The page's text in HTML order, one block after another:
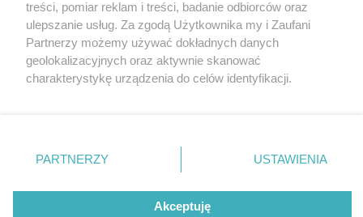
zaginiona 9 kwietnia 2026
roku
Nie zapomnij
zapoznać się z:
polityką prywatności
Twojemiasto
Piekary Śląskie
Chorzów
Tarnowskie Góry
Gliwice
Skontakuj sięz nami
Kontakt
Redakcja
Newsletter
treści, pomiar reklam i treści, badanie odbiorców oraz
ulepszanie usług. Za zgodą Użytkownika my i Zaufani
Partnerzy możemy używać dokładnych danych
geolokalizacyjnych oraz aktywnie skanować
charakterystykę urządzenia do celów identyfikacji.
zmienić/wycofać klikając przycisk ustawień prywatności
znajdujący się w lewym dolnym rogu strony
rodzaje przetwarzania danych nie wymagają zgody
użytkownika, ale masz prawo sprzeciwić się takiemu
PARTNERZY USTAWIENIA
Akceptuję